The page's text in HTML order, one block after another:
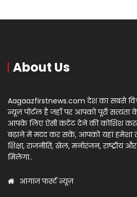
About Us
Aagaazfirstnews.com देश का सबसे
न्यूज़ पोर्टल है जहाँ पर आपको पूरी
आपके लिए ऐसी कंटेंट देने की कोशिश
बढ़ाने में मदद कर सकें, आपको यहां हमेशा
शिक्षा, राजनीति, खेल, मनोरंजन, राष्ट्रीय
मिलेगा..
आगाज़ फर्स्ट न्यूज़